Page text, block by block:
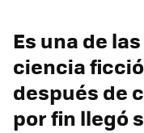
Es una de
ciencia
después de
por fin llegó